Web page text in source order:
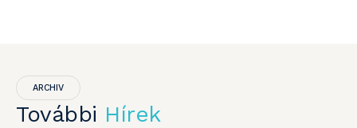
ARCHIV
További Hírek